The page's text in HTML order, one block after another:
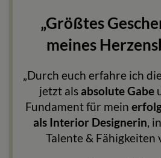
„Größtes
meines
„Durch euch erfahre ich
jetzt alsabsolute Gabe
Fundament für mein
als Interior Designerin,
Talente & Fähigkeiten